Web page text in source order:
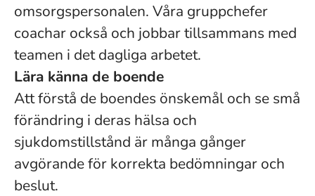
omsorgspersonalen. Våra gruppchefer
coachar också och jobbar tillsammans med
teamen i det dagliga arbetet.
Lära känna de boende
Att förstå de boendes önskemål och se små
förändring i deras hälsa och
sjukdomstillstånd är många gånger
avgörande för korrekta bedömningar och
beslut.